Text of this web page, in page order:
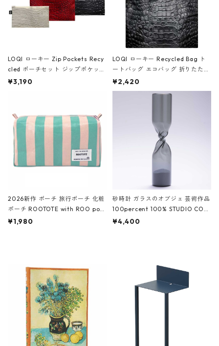
LOQI ローキー Zip Pockets Recy
cled ポーチセット ジップポケット
ファスナーポーチ 撥水加工 トラベ
ーガンディー、オフホワイト
¥3,190
LOQI ローキー Recycled Bag ト
ートバッグ エコバッグ 折りたたみ
大きめ 撥水加工 収納ポーチ CRO
CODILE/Black クロコダイル/ブラ
¥2,420
2026新作 ポーチ 旅行ポーチ 化粧
ポーチ ROOTOTE with ROO pou
ch 3532 ルートート WR.ポーチ.ラ
¥1,980
砂時計 ガラスのオブジェ 芸術作品
100percent 100% STUDIO COH
AKU Timeless 100パーセント ス
¥4,400